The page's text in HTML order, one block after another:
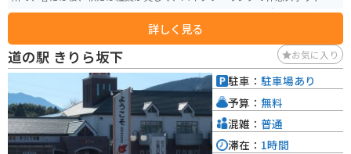
しても人気です。道の駅には、地元の特産品を販売する直売所があり、新鮮
な野菜や果物、山菜などが購入できます。また、レストランでは、地元産の
食材を使った料理を楽しむことができます。 賤母の名物は、なんといっても
「五平餅」です。香ばしく焼かれた五平餅は、味噌の風味とご飯の甘みが絶
妙で、旅の疲れを癒してくれます。バイクで立ち寄る際は、ぜひ味わってみ
てください。 道の駅 賤母は、自然と触れ合いながら、地元の文化や食を楽し
むことができるスポットです。ドライブやツーリングの途中に、ぜひ立ち寄
ってみてください。
詳しく見る
道の駅 きりら坂下 お気に入り
駐車： 駐車場あり
予算： 無料
混雑： 普通
滞在： 1時間